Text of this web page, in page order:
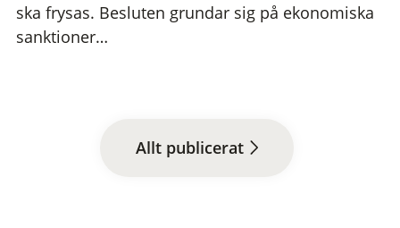
ska frysas. Besluten grundar sig på ekonomiska
sanktioner…
Allt publicerat